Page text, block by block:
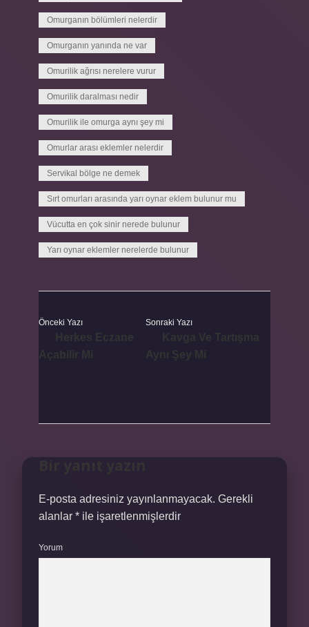
Omurganın bölümleri nelerdir
Omurganın yanında ne var
Omurilik ağrısı nerelere vurur
Omurilik daralması nedir
Omurilik ile omurga aynı şey mi
Omurlar arası eklemler nelerdir
Servikal bölge ne demek
Sırt omurları arasında yarı oynar eklem bulunur mu
Vücutta en çok sinir nerede bulunur
Yarı oynar eklemler nerelerde bulunur
Önceki Yazı Sonraki Yazı
E-posta adresiniz yayınlanmayacak. Gerekli
alanlar * ile işaretlenmişlerdir
Yorum